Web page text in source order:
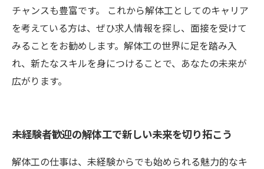
チャンスも豊富です。 これから解体工としてのキャリア
を考えている方は、ぜひ求人情報を探し、面接を受けて
みることをお勧めします。解体工の世界に足を踏み入
れ、新たなスキルを身につけることで、あなたの未来が
広がります。
未経験者歓迎の解体工で新しい未来を切り拓こう
解体工の仕事は、未経験からでも始められる魅力的なキ